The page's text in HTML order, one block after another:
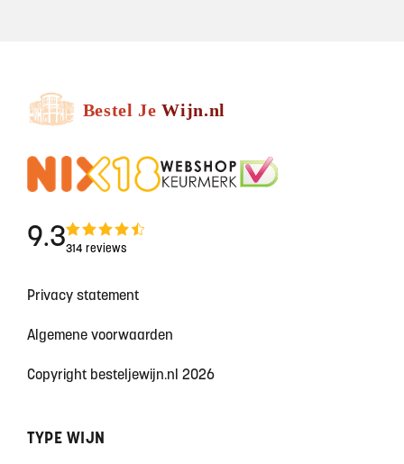
9.3314 reviews
Privacy statement
Algemene voorwaarden
Copyright besteljewijn.nl 2026
TYPE WIJN